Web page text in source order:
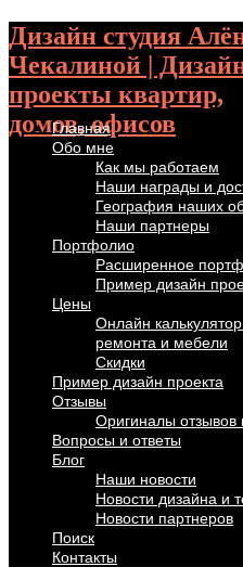
Дизайн студия
Чекалиной |
проекты квартир,
домов, офисов
Главная
Обо мне
Как мы работаем
Наши награды и
География наших
Наши партнеры
Портфолио
Расширенное
Пример дизайн
Цены
Онлайн
ремонта и мебели
Скидки
Пример дизайн проекта
Отзывы
Оригиналы отзывов
Вопросы и ответы
Блог
Наши новости
Новости дизайна и
Новости партнеров
Поиск
Контакты